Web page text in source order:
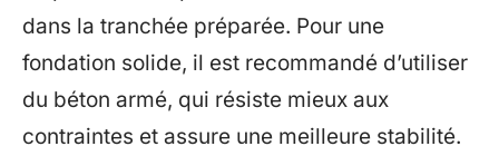
dans la tranchée préparée. Pour une
fondation solide, il est recommandé d’utiliser
du béton armé, qui résiste mieux aux
contraintes et assure une meilleure stabilité.